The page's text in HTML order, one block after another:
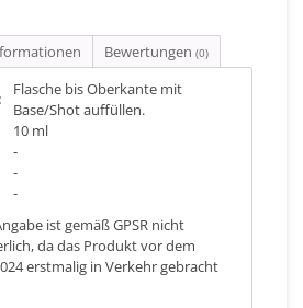
Bewertungen (0)
Flasche bis Oberkante mit
Base/Shot auffüllen.
10 ml
-
-
-
ist gemäß GPSR nicht
da das Produkt vor dem
erstmalig in Verkehr gebracht